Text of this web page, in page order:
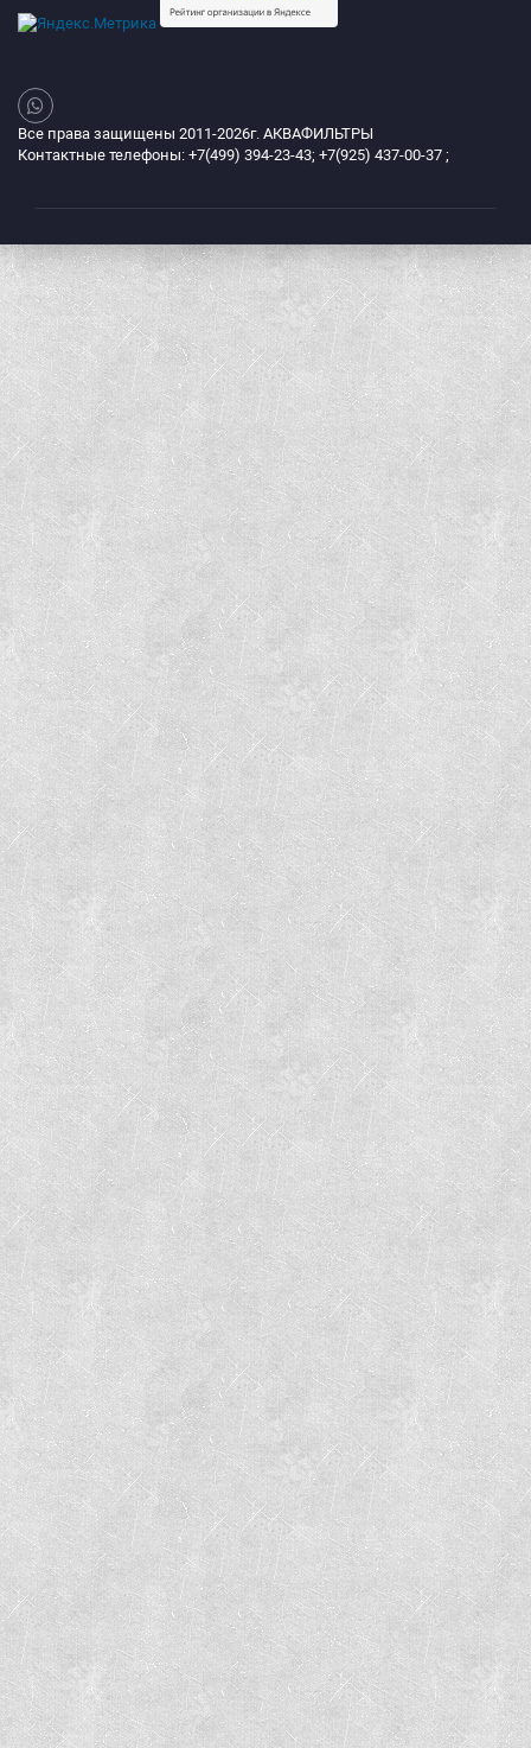
Все права защищены 2011-2026г. АКВАФИЛЬТРЫ
Контактные телефоны: +7(499) 394-23-43; +7(925) 437-00-37 ;